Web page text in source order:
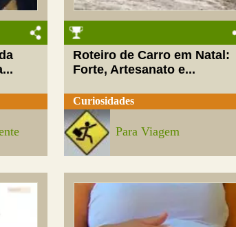
Roteiro de Carro em Natal:
Forte, Artesanato e...
Curiosidades
Para Viagem